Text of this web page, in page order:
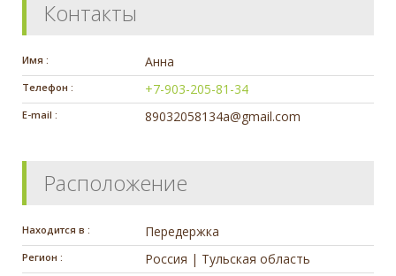
Контакты
Имя : Анна
Телефон : +7-903-205-81-34
E-mail : 89032058134a@gmail.com
Расположение
Находится в : Передержка
Регион : Россия | Тульская область